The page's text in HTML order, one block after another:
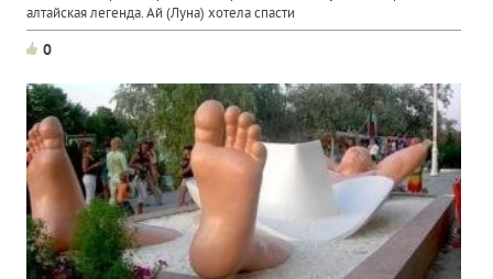
алтайская легенда. Ай (Луна) хотела спасти
0